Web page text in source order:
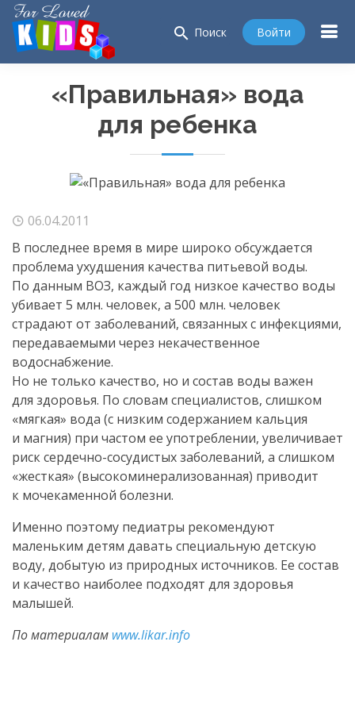
search Поиск Войти
«Правильная» вода
для ребенка
06.04.2011
В последнее время в мире широко обсуждается
проблема ухудшения качества питьевой воды.
По данным ВОЗ, каждый год низкое качество воды
убивает 5 млн. человек, а 500 млн. человек
страдают от заболеваний, связанных с инфекциями,
передаваемыми через некачественное
водоснабжение.
Но не только качество, но и состав воды важен
для здоровья. По словам специалистов, слишком
«мягкая» вода (с низким содержанием кальция
и магния) при частом ее употреблении, увеличивает
рисксердечно-сосудистыхзаболеваний, а слишком
«жесткая» (высокоминерализованная) приводит
к мочекаменной болезни.
Именно поэтому педиатры рекомендуют
маленьким детям давать специальную детскую
воду, добытую из природных источников. Ее состав
и качество наиболее подходят для здоровья
малышей.
По материалам www.likar.info